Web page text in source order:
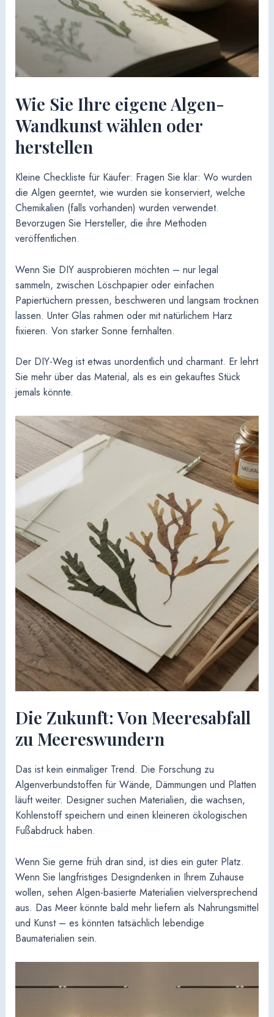
Wie Sie Ihre eigene Algen-
Wandkunst wählen oder
herstellen
Kleine Checkliste für Käufer: Fragen Sie klar: Wo wurden
die Algen geerntet, wie wurden sie konserviert, welche
Chemikalien (falls vorhanden) wurden verwendet.
Bevorzugen Sie Hersteller, die ihre Methoden
veröffentlichen.
Wenn Sie DIY ausprobieren möchten – nur legal
sammeln, zwischen Löschpapier oder einfachen
Papiertüchern pressen, beschweren und langsam trocknen
lassen. Unter Glas rahmen oder mit natürlichem Harz
fixieren. Von starker Sonne fernhalten.
Der DIY-Weg ist etwas unordentlich und charmant. Er lehrt
Sie mehr über das Material, als es ein gekauftes Stück
jemals könnte.
Die Zukunft: Von Meeresabfall
zu Meereswundern
Das ist kein einmaliger Trend. Die Forschung zu
Algenverbundstoffen für Wände, Dämmungen und Platten
läuft weiter. Designer suchen Materialien, die wachsen,
Kohlenstoff speichern und einen kleineren ökologischen
Fußabdruck haben.
Wenn Sie gerne früh dran sind, ist dies ein guter Platz.
Wenn Sie langfristiges Designdenken in Ihrem Zuhause
wollen, sehen Algen-basierte Materialien vielversprechend
aus. Das Meer könnte bald mehr liefern als Nahrungsmittel
und Kunst – es könnten tatsächlich lebendige
Baumaterialien sein.